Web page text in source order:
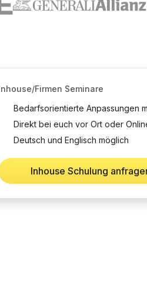
Firmen Seminare
Bedarfsorientierte Anpassungen
Direkt bei euch vor Ort oder
Deutsch und Englisch möglich
Inhouse Schulung